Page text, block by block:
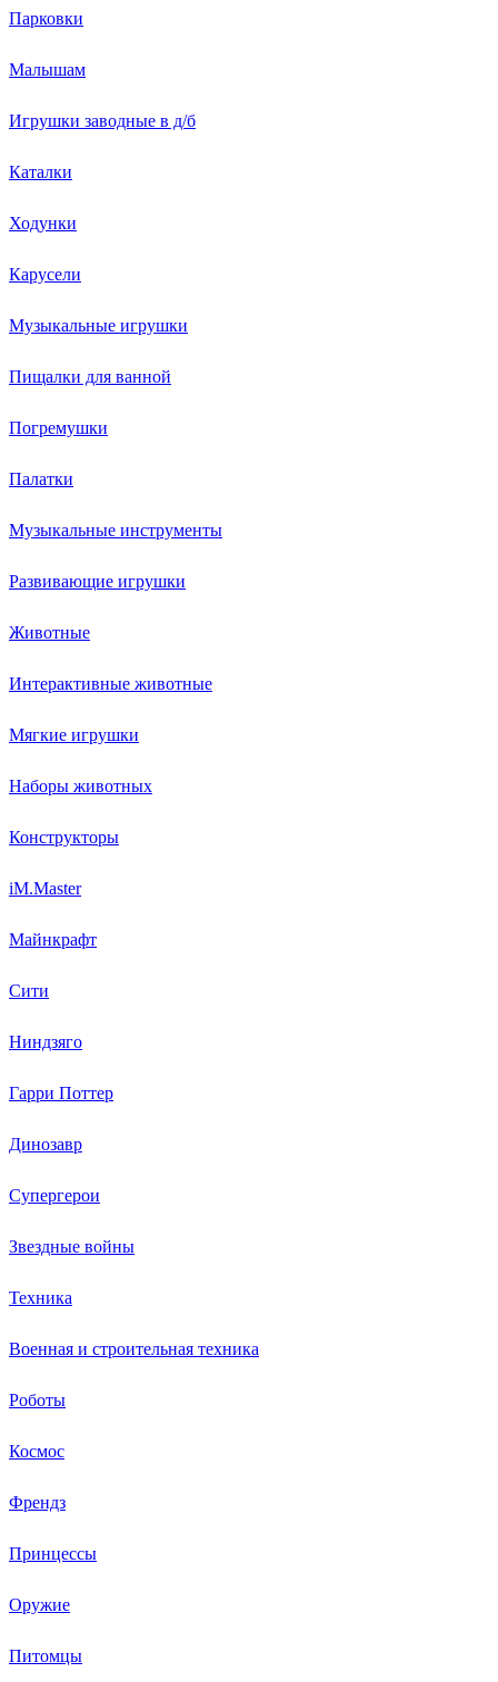
Парковки
Малышам
Игрушки заводные в д/б
Каталки
Ходунки
Карусели
Музыкальные игрушки
Пищалки для ванной
Погремушки
Палатки
Музыкальные инструменты
Развивающие игрушки
Животные
Интерактивные животные
Мягкие игрушки
Наборы животных
Конструкторы
iM.Master
Майнкрафт
Сити
Ниндзяго
Гарри Поттер
Динозавр
Супергерои
Звездные войны
Техника
Военная и строительная техника
Роботы
Космос
Френдз
Принцессы
Оружие
Питомцы